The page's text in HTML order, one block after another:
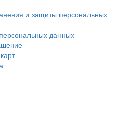
и защиты персональных
данных